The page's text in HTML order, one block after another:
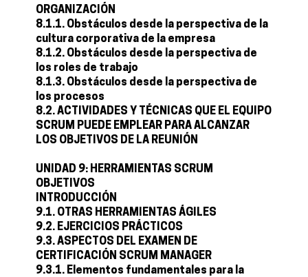
ORGANIZACIÓN
8.1.1. Obstáculos desde la perspectiva de la
cultura corporativa de la empresa
8.1.2. Obstáculos desde la perspectiva de
los roles de trabajo
8.1.3. Obstáculos desde la perspectiva de
los procesos
8.2. ACTIVIDADES Y TÉCNICAS QUE EL EQUIPO
SCRUM PUEDE EMPLEAR PARA ALCANZAR
LOS OBJETIVOS DE LA REUNIÓN
UNIDAD 9: HERRAMIENTAS SCRUM
OBJETIVOS
INTRODUCCIÓN
9.1. OTRAS HERRAMIENTAS ÁGILES
9.2. EJERCICIOS PRÁCTICOS
9.3. ASPECTOS DEL EXAMEN DE
CERTIFICACIÓN SCRUM MANAGER
9.3.1. Elementos fundamentales para la